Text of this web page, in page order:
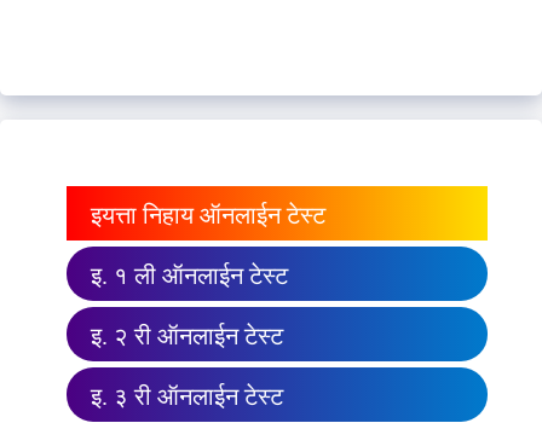
इयत्ता निहाय ऑनलाईन टेस्ट
इ. १ ली ऑनलाईन टेस्ट
इ. २ री ऑनलाईन टेस्ट
इ. ३ री ऑनलाईन टेस्ट